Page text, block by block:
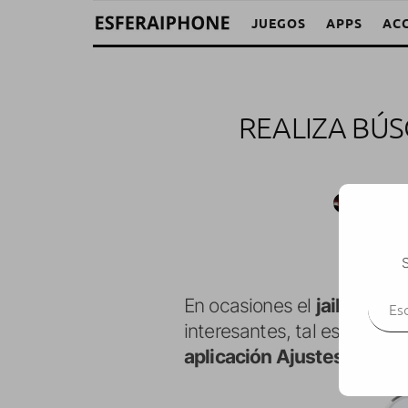
JUEGOS APPS
REALIZA
En ocasiones el jailbreak
interesantes, tal es el
aplicación Ajustes
para